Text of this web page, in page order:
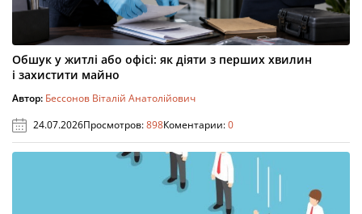
Обшук у житлі або офісі: як діяти з перших хвилин
і захистити майно
Автор: Бессонов Віталій Анатолійович
24.07.2026Просмотров:898Коментарии:0